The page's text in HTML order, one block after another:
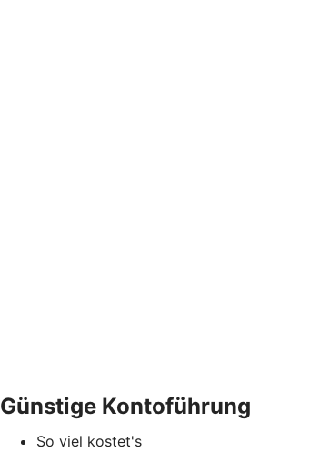
Günstige Kontoführung
So viel kostet's